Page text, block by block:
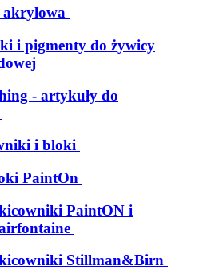
akrylowa
i pigmenty do żywicy
- artykuły do
i bloki
PaintOn
PaintON i
Stillman&Birn